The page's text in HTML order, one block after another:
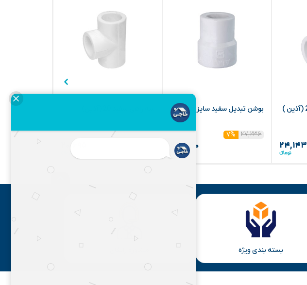
۲۴,۱۴۳
بوشن تبدیل سفید سایز 25×40
۲۷,۲۳۶ ۷%
۲۵,۳۳۰
۷%
بسته بندی ویژه